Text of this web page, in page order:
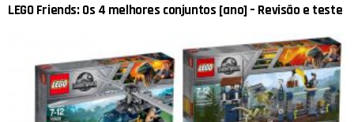
LEGO Friends: Os 4 melhores conjuntos [ano] – Revisão e teste